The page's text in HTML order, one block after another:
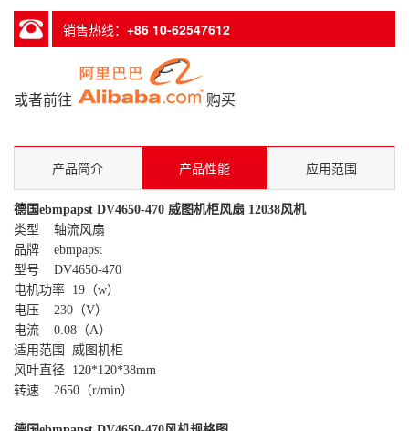
销售热线： +86 10-62547612
或者前往 购买
产品简介 产品性能 应用范围
德国ebmpapst DV4650-470 威图机柜风扇 12038风机
类型 轴流风扇
品牌 ebmpapst
型号 DV4650-470
电机功率 19（w）
电压 230（V）
电流 0.08（A）
适用范围 威图机柜
风叶直径 120*120*38mm
转速 2650（r/min）